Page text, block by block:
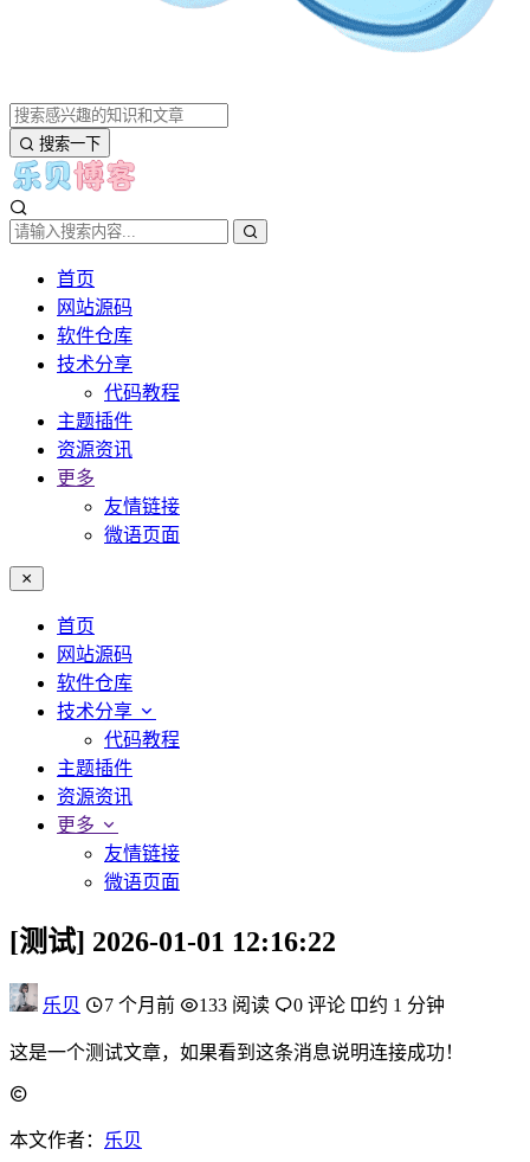
搜索一下
首页
网站源码
软件仓库
技术分享
代码教程
主题插件
资源资讯
更多
友情链接
微语页面
首页
网站源码
软件仓库
技术分享
代码教程
主题插件
资源资讯
更多
友情链接
微语页面
[测试] 2026-01-01 12:16:22
乐贝 7 个月前 133 阅读 0 评论 约 1 分钟
这是一个测试文章，如果看到这条消息说明连接成功！
本文作者： 乐贝